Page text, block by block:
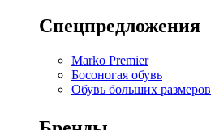
Спецпредложения
Marko Premier
Босоногая обувь
Обувь больших размеров